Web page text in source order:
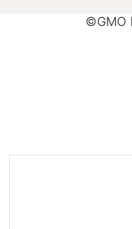
©GMO